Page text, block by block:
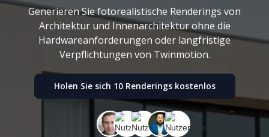
Generieren Sie fotorealistische Renderings von
Architektur und Innenarchitektur ohne die
Hardwareanforderungen oder langfristige
Verpflichtungen von Twinmotion.
Holen Sie sich 10 Renderings kostenlos